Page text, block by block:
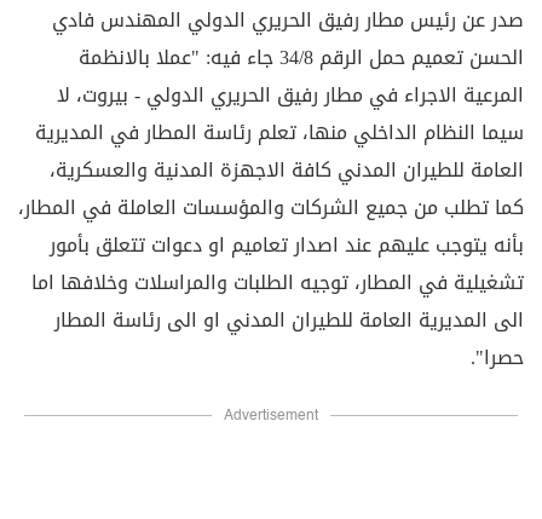
صدر عن رئيس مطار رفيق الحريري الدولي المهندس فادي
الحسن تعميم حمل الرقم 34/8 جاء فيه: "عملا بالانظمة
المرعية الاجراء في مطار رفيق الحريري الدولي - بيروت، لا
سيما النظام الداخلي منها، تعلم رئاسة المطار في المديرية
العامة للطيران المدني كافة الاجهزة المدنية والعسكرية،
كما تطلب من جميع الشركات والمؤسسات العاملة في المطار،
بأنه يتوجب عليهم عند اصدار تعاميم او دعوات تتعلق بأمور
تشغيلية في المطار، توجيه الطلبات والمراسلات وخلافها اما
الى المديرية العامة للطيران المدني او الى رئاسة المطار
حصرا".
Advertisement